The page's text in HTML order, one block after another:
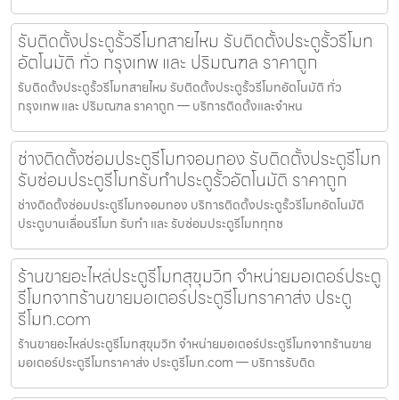
รับติดตั้งประตูรั้วรีโมทสายไหม รับติดตั้งประตูรั้วรีโมท
อัตโนมัติ ทั่ว กรุงเทพ และ ปริมณฑล ราคาถูก
รับติดตั้งประตูรั้วรีโมทสายไหม รับติดตั้งประตูรั้วรีโมทอัตโนมัติ ทั่ว
กรุงเทพ และ ปริมณฑล ราคาถูก — บริการติดตั้งและจำหน
ช่างติดตั้งซ่อมประตูรีโมทจอมทอง รับติดตั้งประตูรีโมท
รับซ่อมประตูรีโมทรับทำประตูรั้วอัตโนมัติ ราคาถูก
ช่างติดตั้งซ่อมประตูรีโมทจอมทอง บริการติดตั้งประตูรั้วรีโมทอัตโนมัติ
ประตูบานเลื่อนรีโมท รับทำ และ รับซ่อมประตูรีโมททุกช
ร้านขายอะไหล่ประตูรีโมทสุขุมวิท จำหน่ายมอเตอร์ประตู
รีโมทจากร้านขายมอเตอร์ประตูรีโมทราคาส่ง ประตู
รีโมท.com
ร้านขายอะไหล่ประตูรีโมทสุขุมวิท จำหน่ายมอเตอร์ประตูรีโมทจากร้านขาย
มอเตอร์ประตูรีโมทราคาส่ง ประตูรีโมท.com — บริการรับติด